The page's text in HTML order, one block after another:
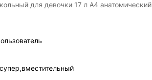
для девочки 17 л А4